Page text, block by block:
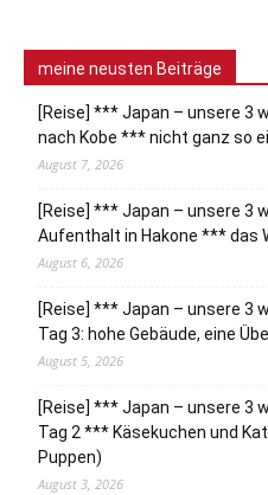
meine neusten Beiträge
[Reise] *** Japan – unsere 3
nach Kobe *** nicht ganz so
August 7, 2026
[Reise] *** Japan – unsere 3
Aufenthalt in Hakone *** das
August 6, 2026
[Reise] *** Japan – unsere 3
Tag 3: hohe Gebäude, eine
August 5, 2026
[Reise] *** Japan – unsere 3
Tag 2 *** Käsekuchen und
Puppen)
August 3, 2026